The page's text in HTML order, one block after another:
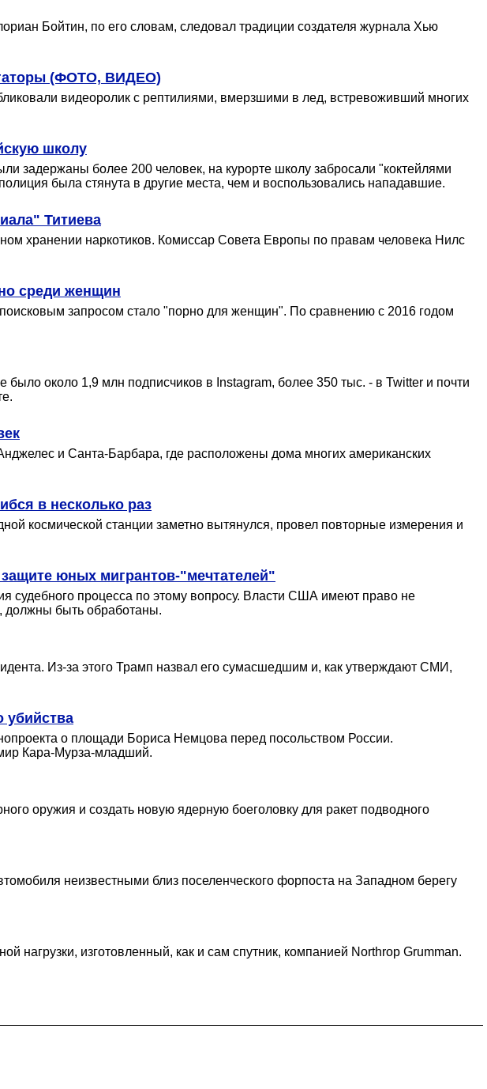
Бойтин, по его словам, следовал традиции создателя журнала Хью
(ФОТО, ВИДЕО)
видеоролик с рептилиями, вмерзшими в лед, встревоживший многих
школу
задержаны более 200 человек, на курорте школу забросали "коктейлями
была стянута в другие места, чем и воспользовались нападавшие.
Титиева
хранении наркотиков. Комиссар Совета Европы по правам человека Нилс
среди женщин
запросом стало "порно для женщин". По сравнению с 2016 годом
около 1,9 млн подписчиков в Instagram, более 350 тыс. - в Twitter и почти
и Санта-Барбара, где расположены дома многих американских
в несколько раз
космической станции заметно вытянулся, провел повторные измерения и
юных мигрантов-"мечтателей"
судебного процесса по этому вопросу. Власти США имеют право не
должны быть обработаны.
Из-за этого Трамп назвал его сумасшедшим и, как утверждают СМИ,
убийства
о площади Бориса Немцова перед посольством России.
Кара-Мурза-младший.
оружия и создать новую ядерную боеголовку для ракет подводного
неизвестными близ поселенческого форпоста на Западном берегу
нагрузки, изготовленный, как и сам спутник, компанией Northrop Grumman.